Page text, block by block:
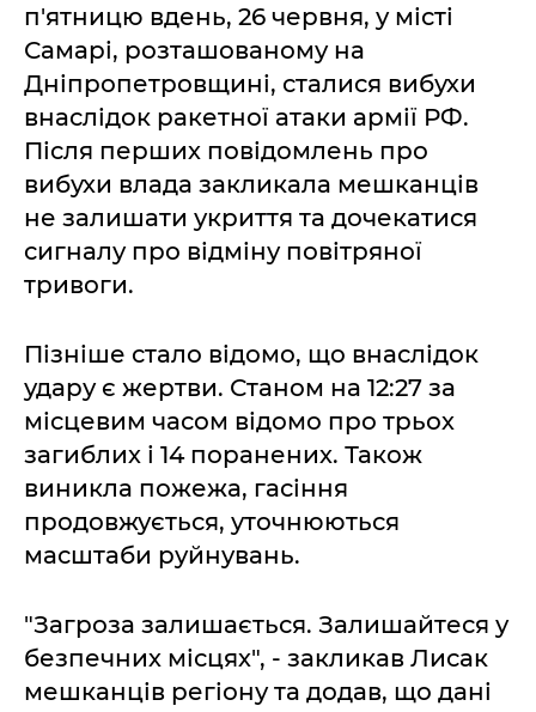
п'ятницю вдень, 26 червня, у місті
Самарі, розташованому на
Дніпропетровщині, сталися вибухи
внаслідок ракетної атаки армії РФ.
Після перших повідомлень про
вибухи влада закликала мешканців
не залишати укриття та дочекатися
сигналу про відміну повітряної
тривоги.
Пізніше стало відомо, що внаслідок
удару є жертви. Станом на 12:27 за
місцевим часом відомо про трьох
загиблих і 14 поранених. Також
виникла пожежа, гасіння
продовжується, уточнюються
масштаби руйнувань.
"Загроза залишається. Залишайтеся у
безпечних місцях", - закликав Лисак
мешканців регіону та додав, що дані